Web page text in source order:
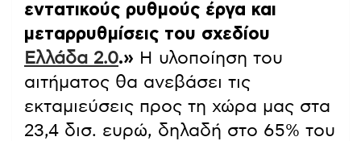
εντατικούς ρυθμούς έργα και
μεταρρυθμίσεις του σχεδίου
Ελλάδα 2.0.» Η υλοποίηση του
αιτήματος θα ανεβάσει τις
εκταμιεύσεις προς τη χώρα μας στα
23,4 δισ. ευρώ, δηλαδή στο 65% του